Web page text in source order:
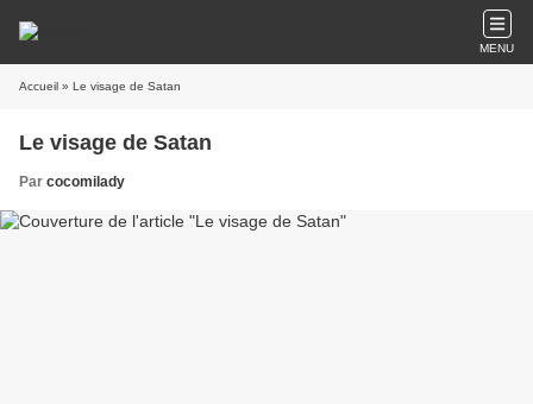
MENU
Accueil » Le visage de Satan
Le visage de Satan
Par cocomilady